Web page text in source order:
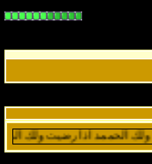
الحممد اذا رضيت ولك